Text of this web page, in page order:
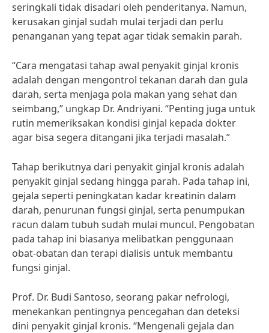
seringkali tidak disadari oleh penderitanya. Namun,
kerusakan ginjal sudah mulai terjadi dan perlu
penanganan yang tepat agar tidak semakin parah.
“Cara mengatasi tahap awal penyakit ginjal kronis
adalah dengan mengontrol tekanan darah dan gula
darah, serta menjaga pola makan yang sehat dan
seimbang,” ungkap Dr. Andriyani. “Penting juga untuk
rutin memeriksakan kondisi ginjal kepada dokter
agar bisa segera ditangani jika terjadi masalah.”
Tahap berikutnya dari penyakit ginjal kronis adalah
penyakit ginjal sedang hingga parah. Pada tahap ini,
gejala seperti peningkatan kadar kreatinin dalam
darah, penurunan fungsi ginjal, serta penumpukan
racun dalam tubuh sudah mulai muncul. Pengobatan
pada tahap ini biasanya melibatkan penggunaan
obat-obatan dan terapi dialisis untuk membantu
fungsi ginjal.
Prof. Dr. Budi Santoso, seorang pakar nefrologi,
menekankan pentingnya pencegahan dan deteksi
dini penyakit ginjal kronis. “Mengenali gejala dan